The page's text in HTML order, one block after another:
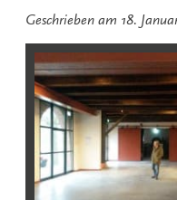
Geschrieben am 18.